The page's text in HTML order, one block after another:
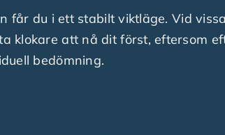
får du i ett stabilt viktläge. Vid
klokare att nå dit först, eftersom
bedömning.